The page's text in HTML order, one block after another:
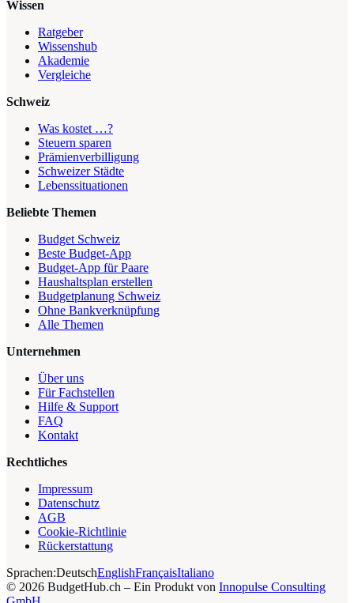
Wissen
Ratgeber
Wissenshub
Akademie
Vergleiche
Schweiz
Was kostet …?
Steuern sparen
Prämienverbilligung
Schweizer Städte
Lebenssituationen
Beliebte Themen
Budget Schweiz
Beste Budget-App
Budget-App für Paare
Haushaltsplan erstellen
Budgetplanung Schweiz
Ohne Bankverknüpfung
Alle Themen
Unternehmen
Über uns
Für Fachstellen
Hilfe & Support
FAQ
Kontakt
Rechtliches
Impressum
Datenschutz
AGB
Cookie-Richtlinie
Rückerstattung
Sprachen:DeutschEnglishFrançaisItaliano
© 2026 BudgetHub.ch – Ein Produkt von Innopulse Consulting